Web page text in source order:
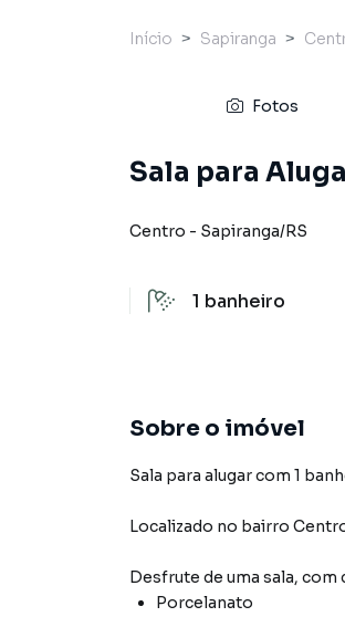
Início Sapiranga
Fotos
Sala para
Centro - Sapiranga/RS
1 banheiro
Sobre o imóvel
Sala para alugar com 1
Localizado no bairro
Desfrute de uma sala, com
Porcelanato